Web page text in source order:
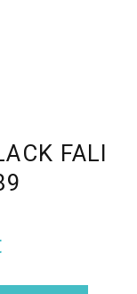
FALI